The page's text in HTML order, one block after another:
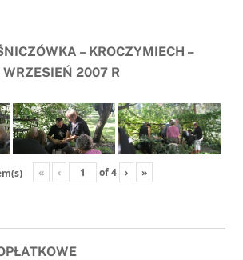
– KROCZYMIECH –
2007 R
« ‹ of4 › »